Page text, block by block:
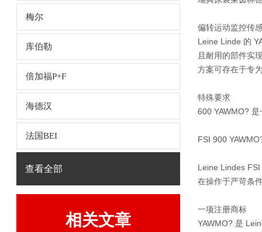
梅尔
库伯勒
倍加福P+F
海德汉
法国BEI
查看全部
相关文章
偏转运动监控传
Leine Linde 的
且耐用的部件实
方案可存在于专
特殊要求
600 YAWMO?
FSI 900
Leine Lindes
在操作于严苛条
一项注册商标
YAWMO? 是